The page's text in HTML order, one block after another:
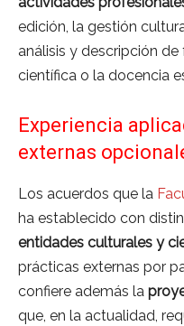
edición, la gestión
análisis y descripción
científica o la docencia
Experiencia
externas
Los acuerdos que la
ha establecido con
entidades culturales y
prácticas externas por
confiere además la
que, en la actualidad,